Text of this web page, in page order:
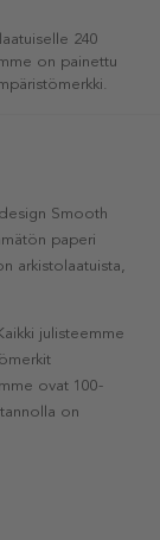
240
on painettu
Smooth
paperi
arkistolaatuista,
julisteemme
ovat 100-
on